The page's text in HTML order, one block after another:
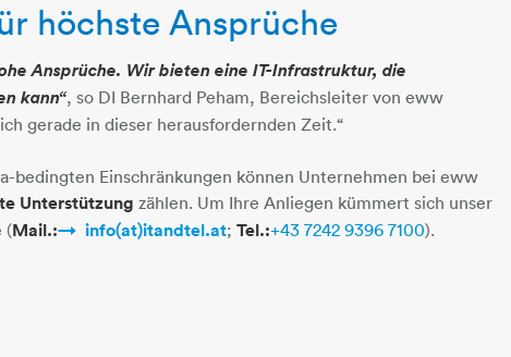
höchste Ansprüche
Ansprüche. Wir bieten eine IT-Infrastruktur, die
kann“, so DI Bernhard Peham, Bereichsleiter von eww
gerade in dieser herausfordernden Zeit.“
bedingten Einschränkungen können Unternehmen bei eww
Unterstützung zählen. Um Ihre Anliegen kümmert sich unser
(Mail.: info(at)itandtel.at​​​​​​​; Tel.:+43 7242 9396 7100).